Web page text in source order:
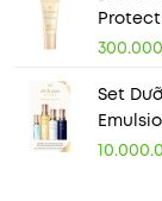
Set